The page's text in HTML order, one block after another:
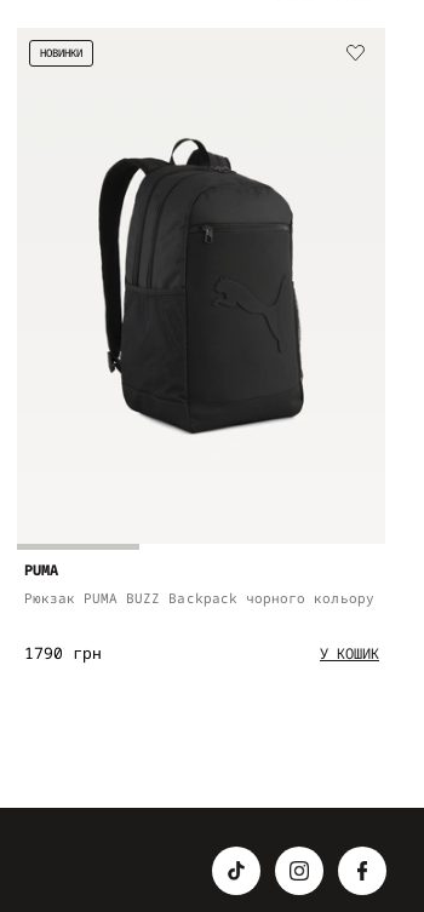
НОВИНКИ
PUMA
Рюкзак PUMA BUZZ Backpack чорного кольору
1790 грн У КОШИК